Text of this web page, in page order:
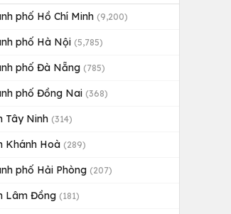
phố Hồ Chí Minh (9,200)
phố Hà Nội (5,785)
phố Đà Nẵng (785)
phố Đồng Nai (368)
Tây Ninh (314)
Khánh Hoà (289)
phố Hải Phòng (207)
Lâm Đồng (181)